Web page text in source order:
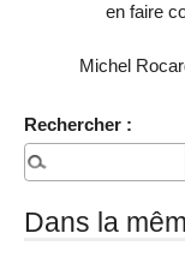
en faire
Michel
Rechercher :
Dans la